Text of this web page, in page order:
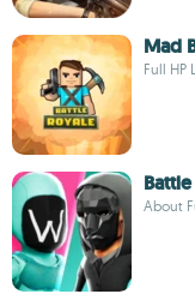
Mad
Full HP
About